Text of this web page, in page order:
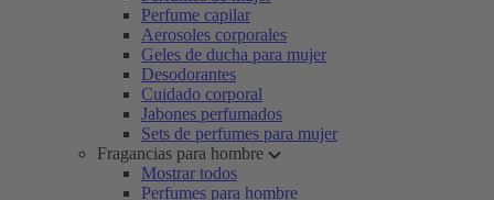
Perfume capilar
Aerosoles corporales
Geles de ducha para mujer
Desodorantes
Cuidado corporal
Jabones perfumados
Sets de perfumes para mujer
Fragancias para hombre
Mostrar todos
Perfumes para hombre